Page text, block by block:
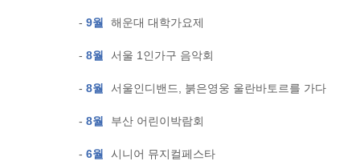
-9월 해운대 대학가요제
-8월 서울 1인가구 음악회
-8월 서울인디밴드, 붉은영웅 울란바토르를 가다
-8월 부산 어린이박람회
-6월 시니어 뮤지컬페스타